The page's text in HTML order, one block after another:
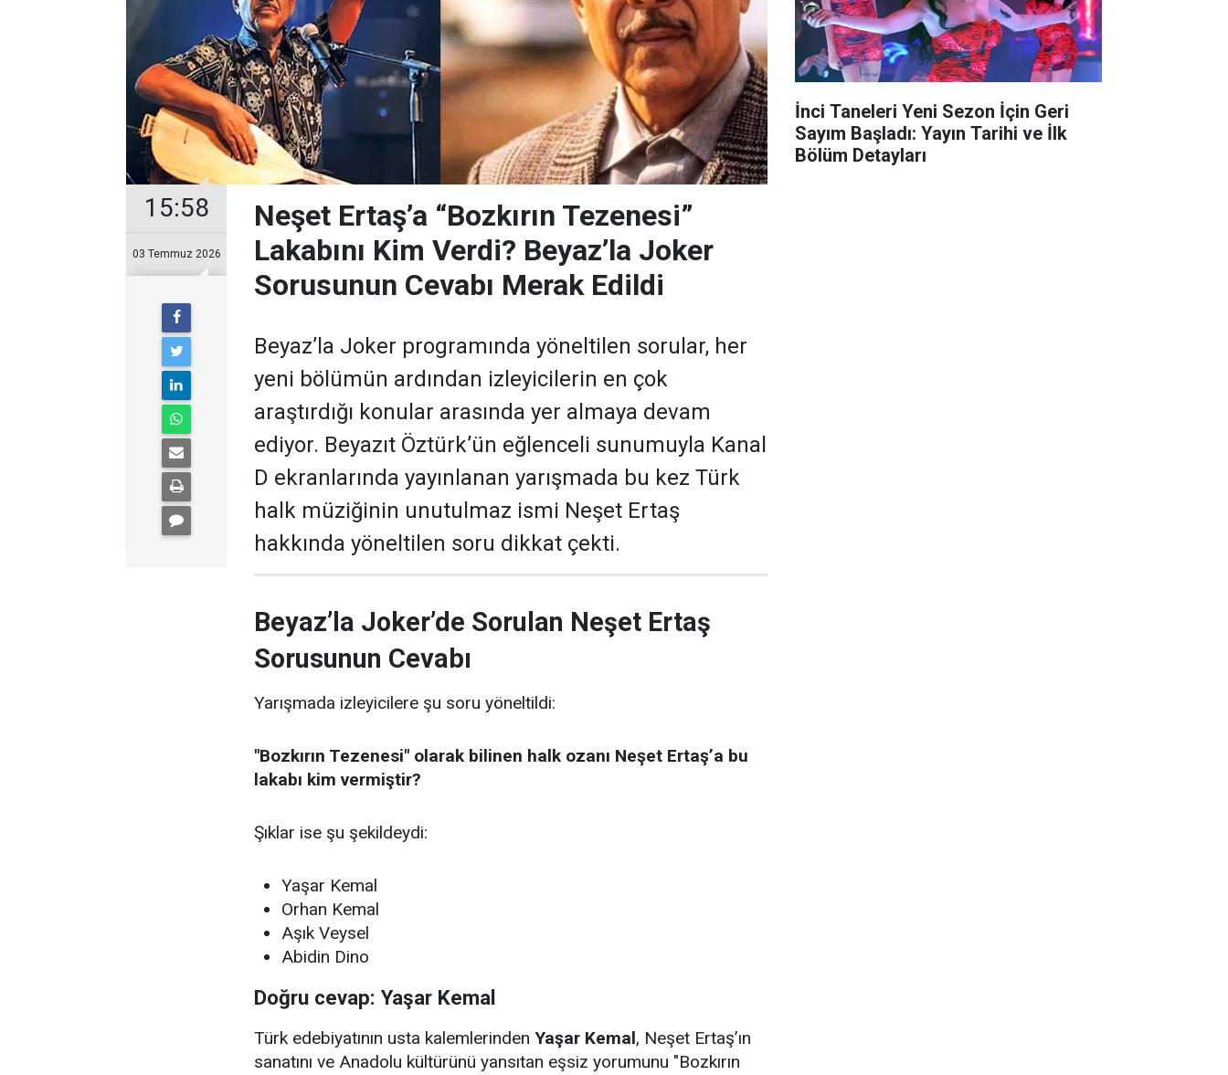
15:58
03 Temmuz 2026
Neşet Ertaş’a “Bozkırın Tezenesi”
Lakabını Kim Verdi? Beyaz’la Joker
Sorusunun Cevabı Merak Edildi
Beyaz’la Joker programında yöneltilen sorular, her
yeni bölümün ardından izleyicilerin en çok
araştırdığı konular arasında yer almaya devam
ediyor. Beyazıt Öztürk’ün eğlenceli sunumuyla Kanal
D ekranlarında yayınlanan yarışmada bu kez Türk
halk müziğinin unutulmaz ismi Neşet Ertaş
hakkında yöneltilen soru dikkat çekti.
Beyaz’la Joker’de Sorulan Neşet Ertaş
Sorusunun Cevabı
Yarışmada izleyicilere şu soru yöneltildi:
"Bozkırın Tezenesi" olarak bilinen halk ozanı Neşet Ertaş’a bu
lakabı kim vermiştir?
Şıklar ise şu şekildeydi:
Yaşar Kemal
Orhan Kemal
Aşık Veysel
Abidin Dino
Doğru cevap: Yaşar Kemal
Türk edebiyatının usta kalemlerinden Yaşar Kemal, Neşet Ertaş’ın
sanatını ve Anadolu kültürünü yansıtan eşsiz yorumunu "Bozkırın
İnci Taneleri Yeni Sezon İçin Geri
Sayım Başladı: Yayın Tarihi ve İlk
Bölüm Detayları